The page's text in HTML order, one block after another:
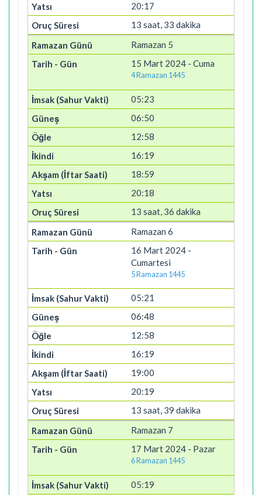
20:17
13 saat, 33 dakika
Ramazan 5
15 Mart 2024 - Cuma
4 Ramazan 1445
05:23
06:50
12:58
16:19
18:59
20:18
13 saat, 36 dakika
Ramazan 6
16 Mart 2024 -
Cumartesi
5 Ramazan 1445
05:21
06:48
12:58
16:19
19:00
20:19
13 saat, 39 dakika
Ramazan 7
17 Mart 2024 - Pazar
6 Ramazan 1445
05:19